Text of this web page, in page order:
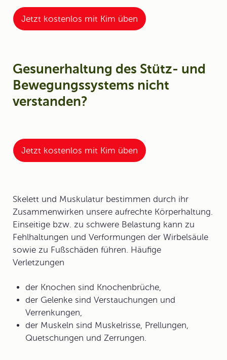
Jetzt kostenlos mit Kim üben
Gesunerhaltung des Stütz- und
Bewegungssystems nicht
verstanden?
Jetzt kostenlos mit Kim üben
Skelett und Muskulatur bestimmen durch ihr
Zusammenwirken unsere aufrechte Körperhaltung.
Einseitige bzw. zu schwere Belastung kann zu
Fehlhaltungen und Verformungen der Wirbelsäule
sowie zu Fußschäden führen. Häufige
Verletzungen
der Knochen sind Knochenbrüche,
der Gelenke sind Verstauchungen und
Verrenkungen,
der Muskeln sind Muskelrisse, Prellungen,
Quetschungen und Zerrungen.